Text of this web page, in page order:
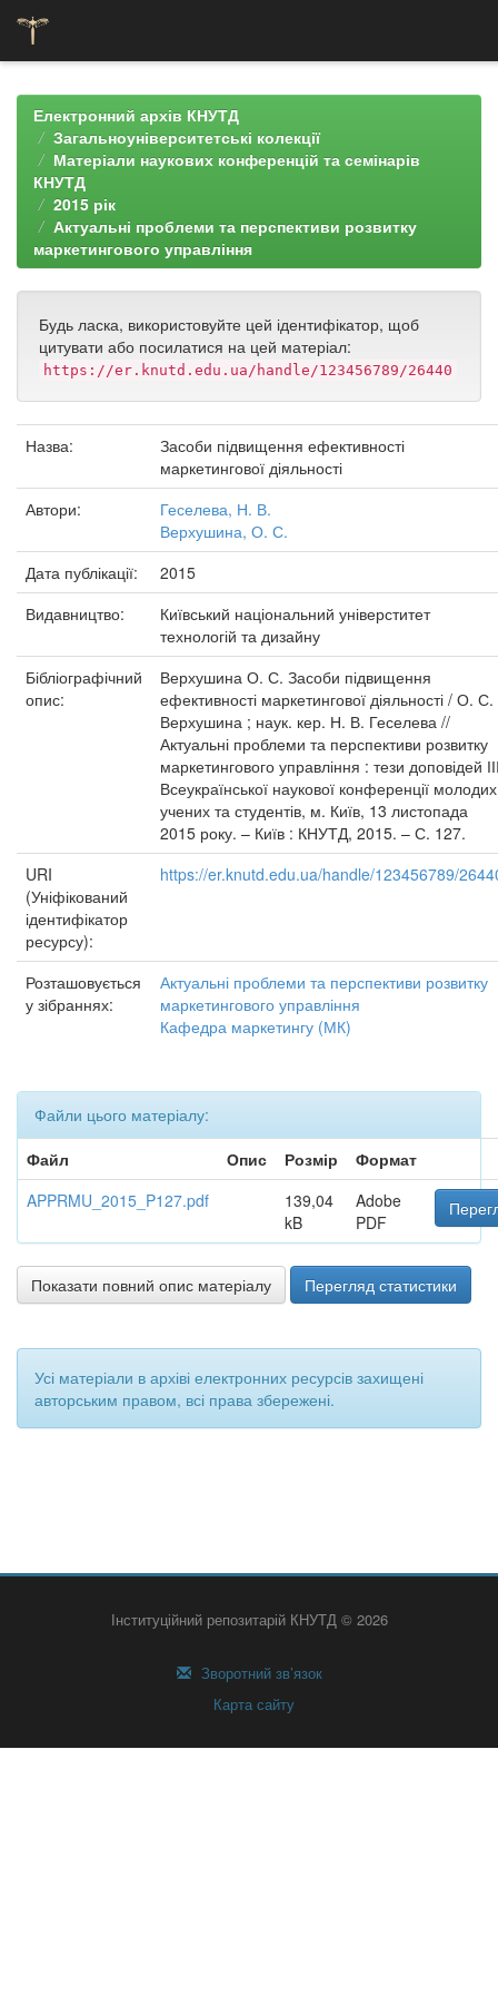
navigationЕлектронний архів КНУТД
Загальноуніверситетські колекції
Матеріали наукових конференцій та семінарів
КНУТД
2015 рік
Актуальні проблеми та перспективи розвитку
маркетингового управління
Будь ласка, використовуйте цей ідентифікатор, щоб
цитувати або посилатися на цей матеріал:
https://er.knutd.edu.ua/handle/123456789/26440
Назва:
Засоби підвищення ефективності
маркетингової діяльності
Автори:
Геселева, Н. В.
Верхушина, О. С.
Дата публікації:
2015
Видавництво:
Київський національний універститет
технологій та дизайну
Бібліографічний
опис:
Верхушина О. С. Засоби підвищення
ефективності маркетингової діяльності / О. С.
Верхушина ; наук. кер. Н. В. Геселева //
Актуальні проблеми та перспективи розвитку
маркетингового управління : тези доповідей
Всеукраїнської наукової конференції молодих
учених та студентів, м. Київ, 13 листопада
2015 року. – Київ : КНУТД, 2015. – С. 127.
URI
(Уніфікований
ідентифікатор
ресурсу):
https://er.knutd.edu.ua/handle/123456789/
Розташовується
у зібраннях:
Актуальні проблеми та перспективи розвитку
маркетингового управління
Кафедра маркетингу (МК)
Файли цього матеріалу:
Файл
Опис Розмір
Формат
APPRMU_2015_P127.pdf
139,04
kB
Adobe
PDF
Показати повний опис матеріалу Перегляд статистики
Усі матеріали в архіві електронних ресурсів захищені
авторським правом, всі права збережені.
Інституційний репозитарій КНУТД © 2026
Зворотний зв’язок
Карта сайту